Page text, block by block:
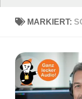
MARKIERT: